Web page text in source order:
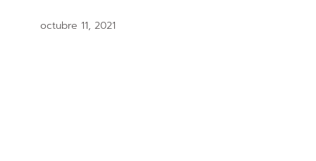
octubre 11, 2021